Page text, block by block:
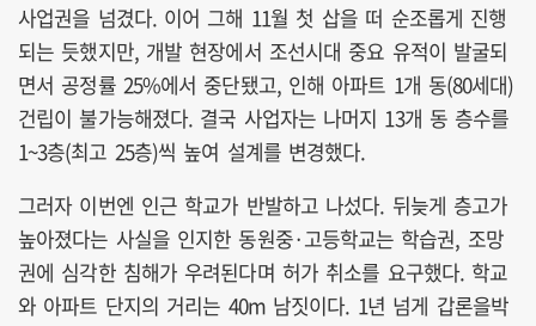
사업권을 넘겼다. 이어 그해 11월 첫 삽을 떠 순조롭게 진행
되는 듯했지만, 개발 현장에서 조선시대 중요 유적이 발굴되
면서 공정률 25%에서 중단됐고, 인해 아파트 1개 동(80세대)
건립이 불가능해졌다. 결국 사업자는 나머지 13개 동 층수를
1~3층(최고 25층)씩 높여 설계를 변경했다.
그러자 이번엔 인근 학교가 반발하고 나섰다. 뒤늦게 층고가
높아졌다는 사실을 인지한 동원중·고등학교는 학습권, 조망
권에 심각한 침해가 우려된다며 허가 취소를 요구했다. 학교
와 아파트 단지의 거리는 40m 남짓이다. 1년 넘게 갑론을박